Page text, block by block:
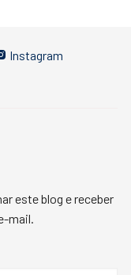
Instagram
este blog e receber
mail.